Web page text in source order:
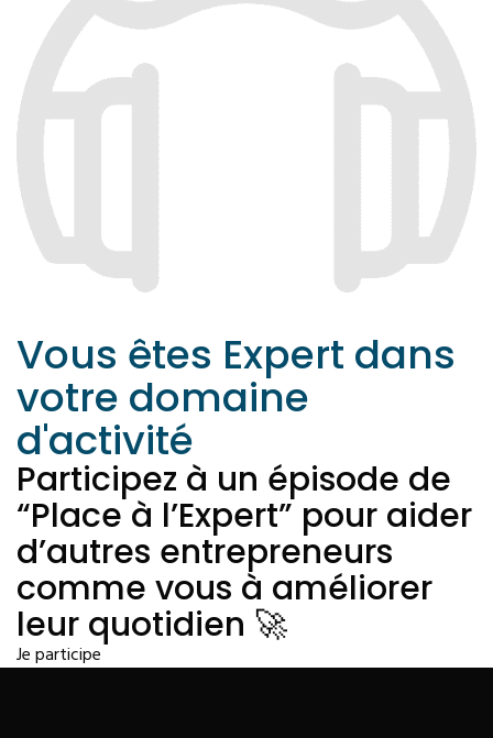
Vous êtes Expert dans
votre domaine
d'activité
Participez à un épisode de
“Place à l’Expert” pour aider
d’autres entrepreneurs
comme vous à améliorer
leur quotidien 🚀
Je participe